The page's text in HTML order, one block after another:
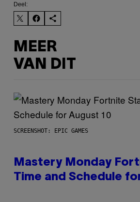
Deel:
MEER
VAN DIT
SCREENSHOT: EPIC GAMES
Mastery Monday
Time and Schedule